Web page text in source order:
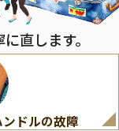
直します。
ンドルの故障